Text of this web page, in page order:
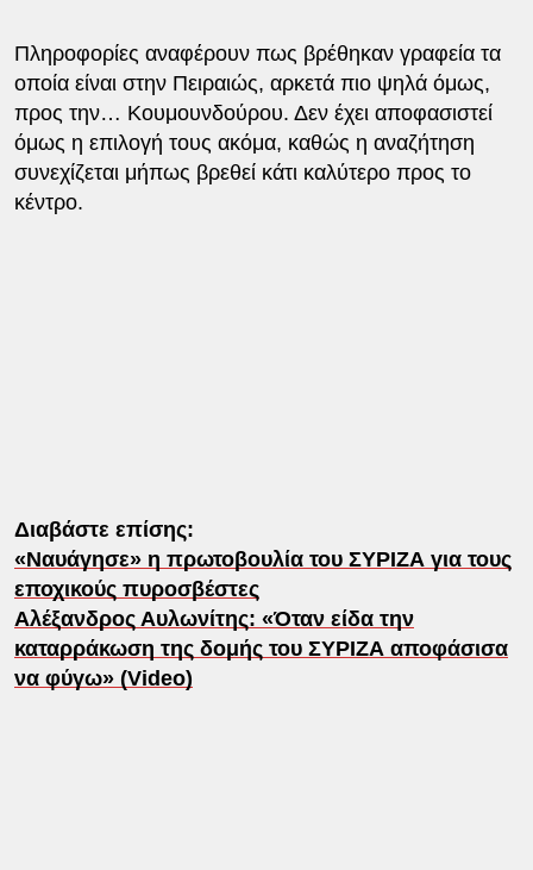
Πληροφορίες αναφέρουν πως βρέθηκαν γραφεία τα
οποία είναι στην Πειραιώς, αρκετά πιο ψηλά όμως,
προς την… Κουμουνδούρου. Δεν έχει αποφασιστεί
όμως η επιλογή τους ακόμα, καθώς η αναζήτηση
συνεχίζεται μήπως βρεθεί κάτι καλύτερο προς το
κέντρο.
Διαβάστε επίσης:
«Ναυάγησε» η πρωτοβουλία του ΣΥΡΙΖΑ για τους
εποχικούς πυροσβέστες
Αλέξανδρος Αυλωνίτης: «Όταν είδα την
καταρράκωση της δομής του ΣΥΡΙΖΑ αποφάσισα
να φύγω» (Video)